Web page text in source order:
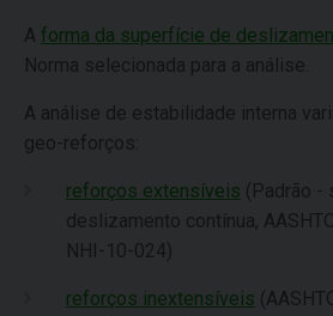
A forma da superfície de
Norma selecionada para a análise.
A análise de estabilidade interna
geo-reforços:
reforços extensíveis (Padrão -
deslizamento contínua,
NHI-10-024)
reforços inextensíveis